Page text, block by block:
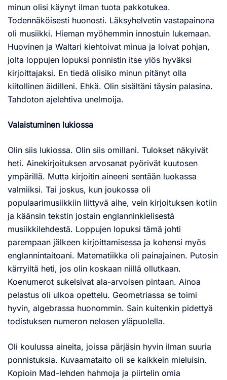
minun olisi käynyt ilman tuota pakkotukea.
Todennäköisesti huonosti. Läksyhelvetin vastapainona
oli musiikki. Hieman myöhemmin innostuin lukemaan.
Huovinen ja Waltari kiehtoivat minua ja loivat pohjan,
jolta loppujen lopuksi ponnistin itse ylös hyväksi
kirjoittajaksi. En tiedä olisiko minun pitänyt olla
kiitollinen äidilleni. Ehkä. Olin sisältäni täysin palasina.
Tahdoton ajelehtiva unelmoija.
Valaistuminen lukiossa
Olin siis lukiossa. Olin siis omillani. Tulokset näkyivät
heti. Ainekirjoituksen arvosanat pyörivät kuutosen
ympärillä. Mutta kirjoitin aineeni sentään luokassa
valmiiksi. Tai joskus, kun joukossa oli
populaarimusiikkiin liittyvä aihe, vein kirjoituksen kotiin
ja käänsin tekstin jostain englanninkielisestä
musiikkilehdestä. Loppujen lopuksi tämä johti
parempaan jälkeen kirjoittamisessa ja kohensi myös
englannintaitoani. Matematiikka oli painajainen. Putosin
kärryiltä heti, jos olin koskaan niillä ollutkaan.
Koenumerot sukelsivat ala-arvoisen pintaan. Ainoa
pelastus oli ulkoa opettelu. Geometriassa se toimi
hyvin, algebrassa huonommin. Sain kuitenkin pidettyä
todistuksen numeron nelosen yläpuolella.
Oli koulussa aineita, joissa pärjäsin hyvin ilman suuria
ponnistuksia. Kuvaamataito oli se kaikkein mieluisin.
Kopioin Mad-lehden hahmoja ja piirtelin omia